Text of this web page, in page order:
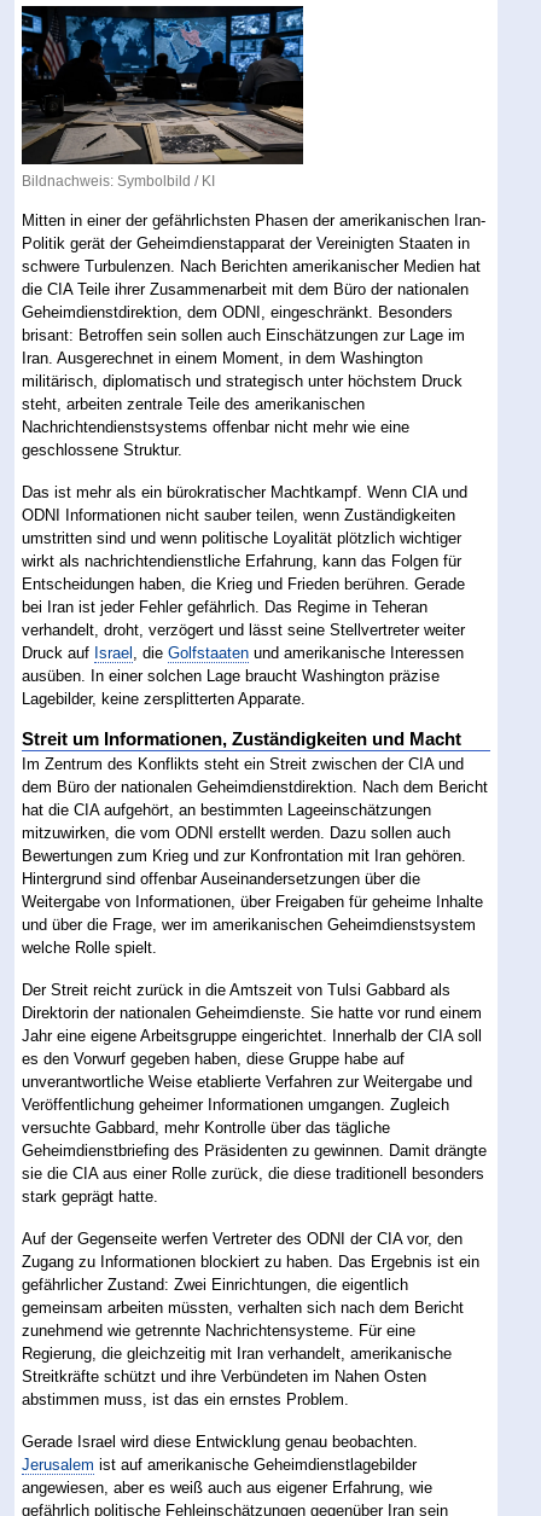
Bildnachweis: Symbolbild / KI
Mitten in einer der gefährlichsten Phasen der amerikanischen Iran-
Politik gerät der Geheimdienstapparat der Vereinigten Staaten in
schwere Turbulenzen. Nach Berichten amerikanischer Medien hat
die CIA Teile ihrer Zusammenarbeit mit dem Büro der nationalen
Geheimdienstdirektion, dem ODNI, eingeschränkt. Besonders
brisant: Betroffen sein sollen auch Einschätzungen zur Lage im
Iran. Ausgerechnet in einem Moment, in dem Washington
militärisch, diplomatisch und strategisch unter höchstem Druck
steht, arbeiten zentrale Teile des amerikanischen
Nachrichtendienstsystems offenbar nicht mehr wie eine
geschlossene Struktur.
Das ist mehr als ein bürokratischer Machtkampf. Wenn CIA und
ODNI Informationen nicht sauber teilen, wenn Zuständigkeiten
umstritten sind und wenn politische Loyalität plötzlich wichtiger
wirkt als nachrichtendienstliche Erfahrung, kann das Folgen für
Entscheidungen haben, die Krieg und Frieden berühren. Gerade
bei Iran ist jeder Fehler gefährlich. Das Regime in Teheran
verhandelt, droht, verzögert und lässt seine Stellvertreter weiter
Druck auf Israel , dieGolfstaaten und amerikanische Interessen
ausüben. In einer solchen Lage braucht Washington präzise
Lagebilder, keine zersplitterten Apparate.
Streit um Informationen, Zuständigkeiten und Macht
Im Zentrum des Konflikts steht ein Streit zwischen der CIA und
dem Büro der nationalen Geheimdienstdirektion. Nach dem Bericht
hat die CIA aufgehört, an bestimmten Lageeinschätzungen
mitzuwirken, die vom ODNI erstellt werden. Dazu sollen auch
Bewertungen zum Krieg und zur Konfrontation mit Iran gehören.
Hintergrund sind offenbar Auseinandersetzungen über die
Weitergabe von Informationen, über Freigaben für geheime Inhalte
und über die Frage, wer im amerikanischen Geheimdienstsystem
welche Rolle spielt.
Der Streit reicht zurück in die Amtszeit von Tulsi Gabbard als
Direktorin der nationalen Geheimdienste. Sie hatte vor rund einem
Jahr eine eigene Arbeitsgruppe eingerichtet. Innerhalb der CIA soll
es den Vorwurf gegeben haben, diese Gruppe habe auf
unverantwortliche Weise etablierte Verfahren zur Weitergabe und
Veröffentlichung geheimer Informationen umgangen. Zugleich
versuchte Gabbard, mehr Kontrolle über das tägliche
Geheimdienstbriefing des Präsidenten zu gewinnen. Damit drängte
sie die CIA aus einer Rolle zurück, die diese traditionell besonders
stark geprägt hatte.
Auf der Gegenseite werfen Vertreter des ODNI der CIA vor, den
Zugang zu Informationen blockiert zu haben. Das Ergebnis ist ein
gefährlicher Zustand: Zwei Einrichtungen, die eigentlich
gemeinsam arbeiten müssten, verhalten sich nach dem Bericht
zunehmend wie getrennte Nachrichtensysteme. Für eine
Regierung, die gleichzeitig mit Iran verhandelt, amerikanische
Streitkräfte schützt und ihre Verbündeten im Nahen Osten
abstimmen muss, ist das ein ernstes Problem.
Gerade Israel wird diese Entwicklung genau beobachten.
Jerusalem ist auf amerikanische Geheimdienstlagebilder
angewiesen, aber es weiß auch aus eigener Erfahrung, wie
gefährlich politische Fehleinschätzungen gegenüber Iran sein